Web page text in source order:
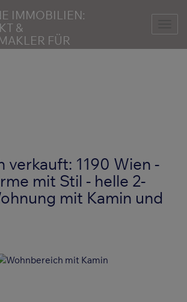
verkauft: 1190 Wien -
mit Stil - helle 2-
mit Kamin und